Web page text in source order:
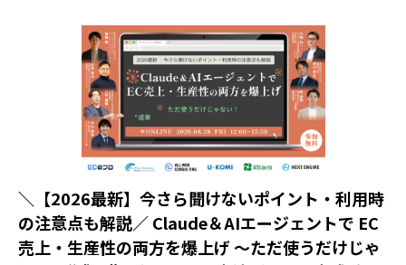
＼【2026最新】今さら聞けないポイント・利用時
の注意点も解説／ Claude＆AIエージェントで EC
売上・生産性の両方を爆上げ ～ただ使うだけじゃ